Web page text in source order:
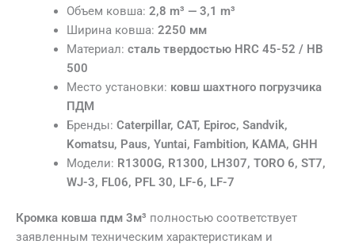
Объем ковша: 2,8 m³ — 3,1 m³
Ширина ковша: 2250 мм
Материал: сталь твердостью HRC 45-52 / HB
500
Место установки: ковш шахтного погрузчика
ПДМ
Бренды: Caterpillar, CAT, Epiroc, Sandvik,
Komatsu, Paus, Yuntai, Fambition, KAMA, GHH
Модели: R1300G, R1300, LH307, TORO 6, ST7,
WJ-3, FL06, PFL 30, LF-6, LF-7
Кромка ковша пдм 3м³ полностью соответствует
заявленным техническим характеристикам и